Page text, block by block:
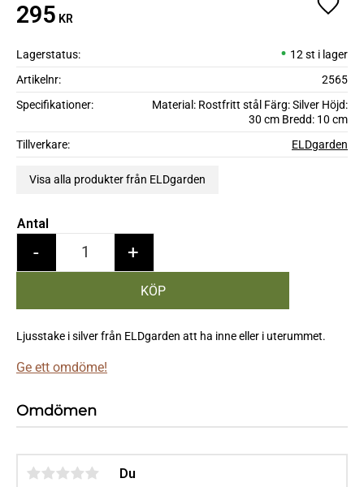
295 KR
Antal
+
-
Lägg
Ljusstake i silver från ELDgarden att ha inne eller i uterummet.
Lagerstatus
12 st i lager
Artikelnr
2565
Specifikationer
Material: Rostfritt stål Färg: Silver Höjd:
30 cm Bredd: 10 cm
Tillverkare
ELDgarden
Visa alla produkter från ELDgarden
Ge ett omdöme!
Omdömen
Du